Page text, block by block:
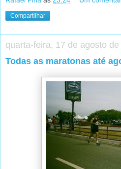
Compartilhar
quarta-feira, 17 de agosto de
Todas as maratonas até